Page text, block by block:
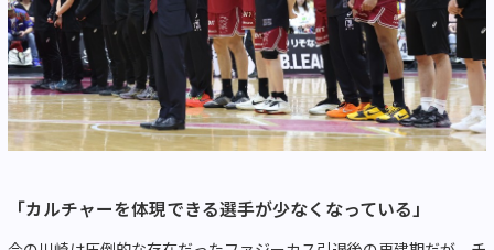
「カルチャーを体現できる選手が少なくなっている」